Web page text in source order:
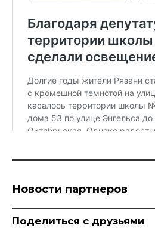
Новости партнеров
Поделиться с друзьями